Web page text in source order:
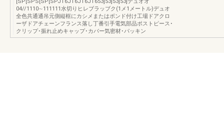
04//1110∼111111水切りヒレブラッブク(1メ1メートル)デュオ
全色共通通吊元側縦框にカシメまたはボンド付け工場ドアクロ
ーザドアチェーンフランス落し丁番引手電気部品ポストピース･
クリップ･振れ止めキャップ･カバー気密材･パッキン